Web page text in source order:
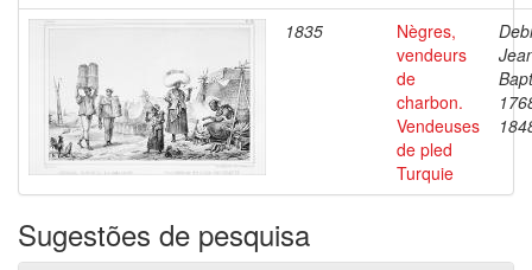
1835
Nègres,
vendeurs
de
charbon.
Vendeuses
de pled
Turquie
Sugestões de pesquisa